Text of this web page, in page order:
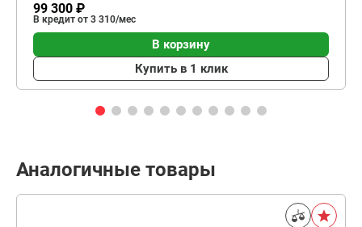
99 300 ₽
В кредит от 3 310/мес
В корзину
Купить в 1 клик
Аналогичные товары